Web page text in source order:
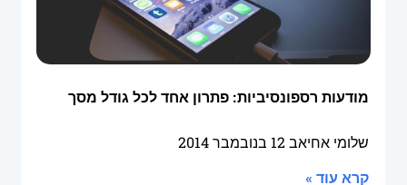
מודעות רספונסיביות: פתרון אחד לכל גודל מסך
שלומי אחיאב12 בנובמבר 2014
קרא עוד »